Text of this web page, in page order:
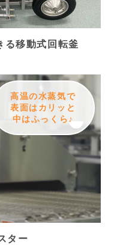
る移動式回転釜
ター
高温の水蒸気で
表面はカリッと
中はふっくら♪